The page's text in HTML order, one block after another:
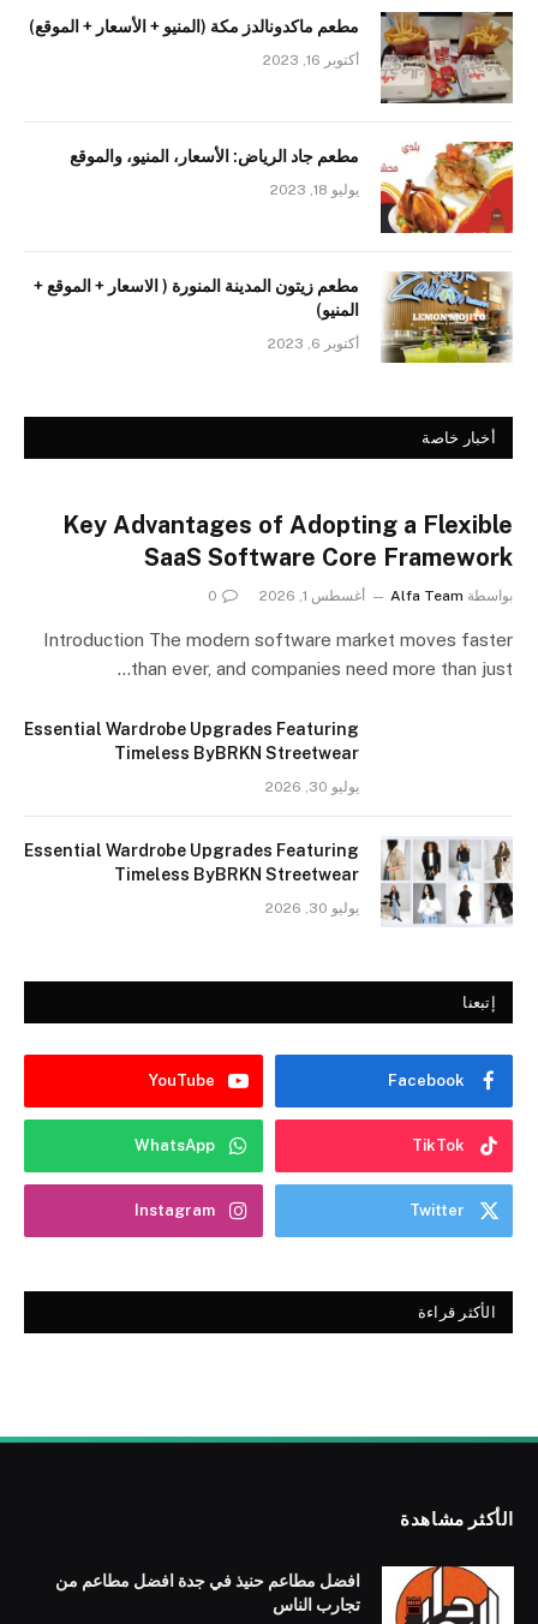
مطعم ماكدونالدز مكة (المنيو + الأسعار + الموقع)
أكتوبر 16, 2023
مطعم جاد الرياض: الأسعار، المنيو، والموقع
يوليو 18, 2023
مطعم زيتون المدينة المنورة ( الاسعار + الموقع +
المنيو)
أكتوبر 6, 2023
أخبار خاصة
Key Advantages of Adopting a Flexible
SaaS Software Core Framework
بواسطة Alfa Team أغسطس 1, 2026 0
Introduction The modern software market moves faster
than ever, and companies need more than just…
Essential Wardrobe Upgrades Featuring
Timeless ByBRKN Streetwear
يوليو 30, 2026
Essential Wardrobe Upgrades Featuring
Timeless ByBRKN Streetwear
يوليو 30, 2026
إتبعنا
Facebook
YouTube
TikTok
WhatsApp
Twitter
Instagram
الأكثر قراءة
الأكثر مشاهدة
افضل مطاعم حنيذ في جدة افضل مطاعم من
تجارب الناس